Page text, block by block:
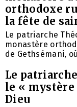
orthodoxe
la fête de
Le patriarche
monastère
de Gethsémani,
Le
le « mystère
Dieu